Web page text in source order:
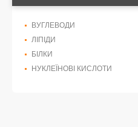
ВУГЛЕВОДИ
ЛІПІДИ
БІЛКИ
НУКЛЕЇНОВІ КИСЛОТИ